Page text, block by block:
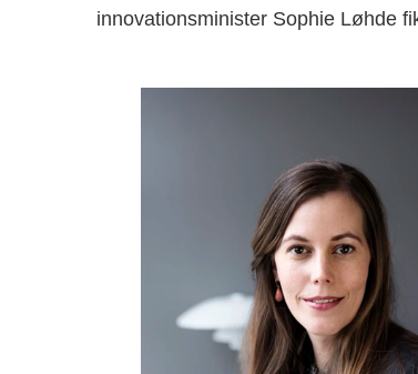
innovationsminister Sophie Løhde